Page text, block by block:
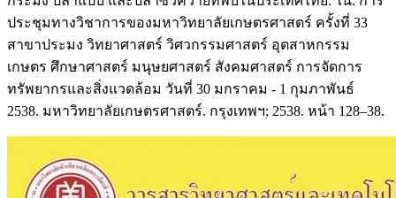
ประชุมทางวิชาการของมหาวิทยาลัยเกษตรศาสตร์ ครั้งที่ 33
สาขาประมง วิทยาศาสตร์ วิศวกรรมศาสตร์ อุตสาหกรรม
เกษตร ศึกษาศาสตร์ มนุษยศาสตร์ สังคมศาสตร์ การจัดการ
ทรัพยากรและสิ่งแวดล้อม วันที่ 30 มกราคม - 1 กุมภาพันธ์
2538. มหาวิทยาลัยเกษตรศาสตร์. กรุงเทพฯ; 2538. หน้า 128–38.